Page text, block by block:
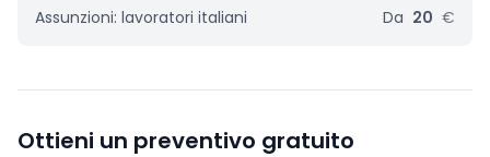
Assunzioni: lavoratori italiani Da 20 €
Ottieni un preventivo gratuito